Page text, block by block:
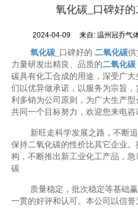
氧化碳_口碑好
2024-04-09 来自:温州冠乔气
氧化碳 _口碑好的 二氧化碳供
力量研发出精良、品质的二氧化碳
碳具有化工合成的用途，深受广
们以优异做承诺，以服务为宗旨
利多销为公司原则，为广大生产
共同一个目标努力，欢迎您来电咨
新旺走科学发展之路，不断
保持二氧化碳的性价比其它企业
构，不断推出新工业化工产品，
碳
质量稳定，批次稳定等基础
一贯的好评和认可。本公司以信